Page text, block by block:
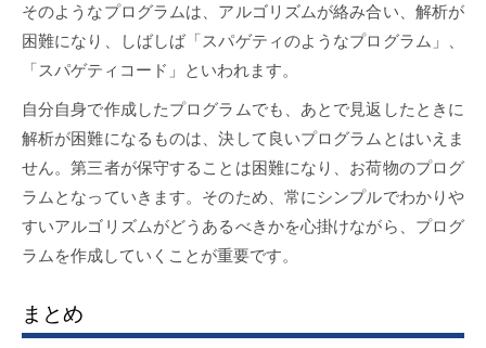
そのようなプログラムは、アルゴリズムが絡み合い、解析が
困難になり、しばしば「スパゲティのようなプログラム」、
「スパゲティコード」といわれます。
自分自身で作成したプログラムでも、あとで見返したときに
解析が困難になるものは、決して良いプログラムとはいえま
せん。第三者が保守することは困難になり、お荷物のプログ
ラムとなっていきます。そのため、常にシンプルでわかりや
すいアルゴリズムがどうあるべきかを心掛けながら、プログ
ラムを作成していくことが重要です。
まとめ